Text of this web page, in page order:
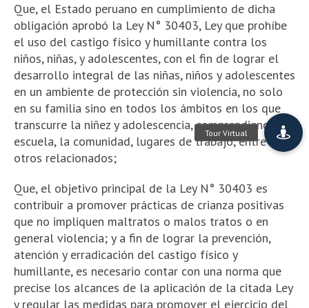
Que, el Estado peruano en cumplimiento de dicha
obligación aprobó la Ley N° 30403, Ley que prohíbe
el uso del castigo físico y humillante contra los
niños, niñas, y adolescentes, con el fin de lograr el
desarrollo integral de las niñas, niños y adolescentes
en un ambiente de protección sin violencia, no solo
en su familia sino en todos los ámbitos en los que
transcurre la niñez y adolescencia, comprendiendo la
escuela, la comunidad, lugares de trabajo, entre
otros relacionados;
Que, el objetivo principal de la Ley N° 30403 es
contribuir a promover prácticas de crianza positivas
que no impliquen maltratos o malos tratos o en
general violencia; y a fin de lograr la prevención,
atención y erradicación del castigo físico y
humillante, es necesario contar con una norma que
precise los alcances de la aplicación de la citada Ley
y regular las medidas para promover el ejercicio del